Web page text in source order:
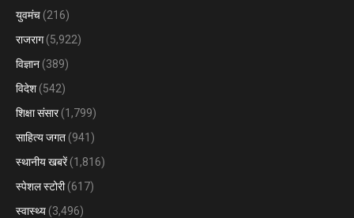
युवमंच (216)
राजराग(5,922)
विज्ञान (389)
विदेश (542)
शिक्षा संसार(1,799)
साहित्य जगत (941)
स्थानीय खबरें(1,816)
स्पेशल स्टोरी(617)
स्वास्थ्य (3,496)